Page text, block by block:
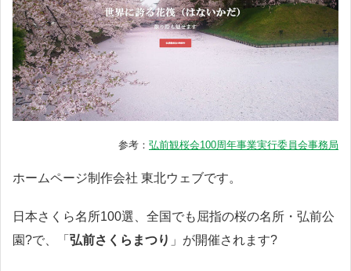
参考： 弘前観桜会100周年事業実行委員会事務局
ホームページ制作会社 東北ウェブです。
日本さくら名所100選、全国でも屈指の桜の名所・弘前公
園?で、「 弘前さくらまつり 」が開催されます?